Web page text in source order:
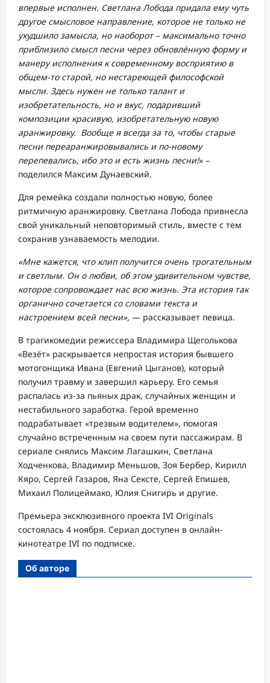
впервые исполнен. Светлана Лобода придала ему чуть
другое смысловое направление, которое не только не
ухудшило замысла, но наоборот – максимально точно
приблизило смысл песни через обновлённую форму и
манеру исполнения к современному восприятию в
общем-то старой, но нестареющей философской
мысли. Здесь нужен не только талант и
изобретательность, но и вкус, подаривший
композиции красивую, изобретательную новую
аранжировку. Вообще я всегда за то, чтобы старые
песни переаранжировывались и по-новому
перепевались, ибо это и есть жизнь песни!» –
поделился Максим Дунаевский.
Для ремейка создали полностью новую, более
ритмичную аранжировку. Светлана Лобода привнесла
свой уникальный неповторимый стиль, вместе с тем
сохранив узнаваемость мелодии.
«Мне кажется, что клип получится очень трогательным
и светлым. Он о любви, об этом удивительном чувстве,
которое сопровождает нас всю жизнь. Эта история так
органично сочетается со словами текста и
настроением всей песни», — рассказывает певица.
В трагикомедии режиссера Владимира Щеголькова
«Везёт» раскрывается непростая история бывшего
мотогонщика Ивана (Евгений Цыганов), который
получил травму и завершил карьеру. Его семья
распалась из-за пьяных драк, случайных женщин и
нестабильного заработка. Герой временно
подрабатывает «трезвым водителем», помогая
случайно встреченным на своем пути пассажирам. В
сериале снялись Максим Лагашкин, Светлана
Ходченкова, Владимир Меньшов, Зоя Бербер, Кирилл
Кяро, Сергей Газаров, Яна Сексте, Сергей Епишев,
Михаил Полицеймако, Юлия Снигирь и другие.
Премьера эксклюзивного проекта IVI Originals
состоялась 4 ноября. Сериал доступен в онлайн-
кинотеатре IVI по подписке.
Об авторе